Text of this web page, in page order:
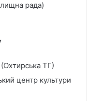
рада)
ТГ)
центр культури